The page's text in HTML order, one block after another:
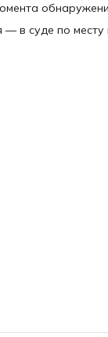
— в суде по